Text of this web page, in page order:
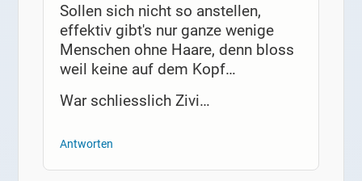
Sollen sich nicht so anstellen,
effektiv gibt's nur ganze wenige
Menschen ohne Haare, denn bloss
weil keine auf dem Kopf…
War schliesslich Zivi…
Antworten